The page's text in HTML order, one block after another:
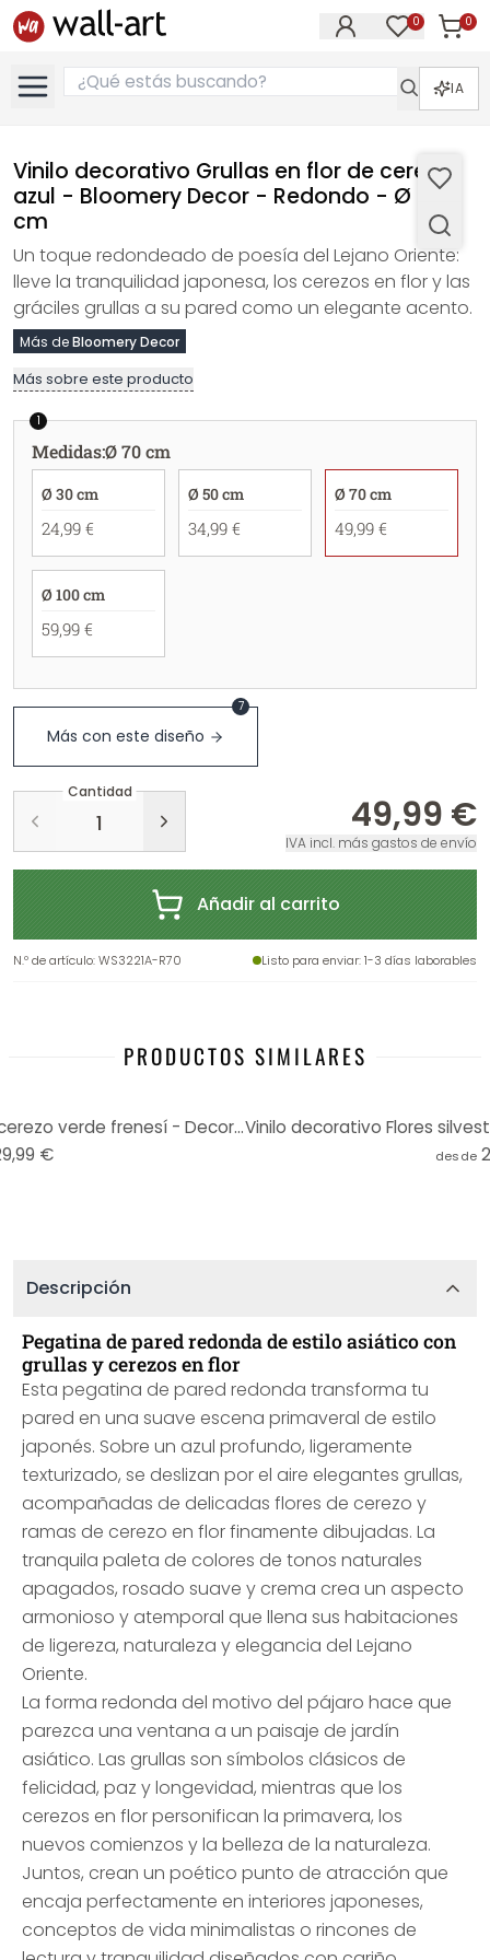
0 0
IA
Vinilo decorativo Grullas en flor de cerezo
azul - Bloomery Decor - Redondo - Ø 70
cm
Un toque redondeado de poesía del Lejano Oriente:
lleve la tranquilidad japonesa, los cerezos en flor y las
gráciles grullas a su pared como un elegante acento.
Más deBloomery Decor
Más sobre este producto
1
Medidas:Ø 70 cm
Ø 30 cm
24,99 €
Ø 50 cm
34,99 €
Ø 70 cm
49,99 €
Ø 100 cm
59,99 €
Más con este diseño
7
Cantidad
49,99 €
IVA incl. más gastos de envío
Añadir al carrito
N.º de artículo:WS3221A-R70 Listo para enviar: 1-3 días laborables
PRODUCTOS SIMILARES
Fotomural - Grullas en flor de cerezo verde frenesí - Decoración Floral - Redondo - Autoadhesivo/no
€
desde
Descripción
Pegatina de pared redonda de estilo asiático con
grullas y cerezos en flor
Esta pegatina de pared redonda transforma tu
pared en una suave escena primaveral de estilo
japonés. Sobre un azul profundo, ligeramente
texturizado, se deslizan por el aire elegantes grullas,
acompañadas de delicadas flores de cerezo y
ramas de cerezo en flor finamente dibujadas. La
tranquila paleta de colores de tonos naturales
apagados, rosado suave y crema crea un aspecto
armonioso y atemporal que llena sus habitaciones
de ligereza, naturaleza y elegancia del Lejano
Oriente.
La forma redonda del motivo del pájaro hace que
parezca una ventana a un paisaje de jardín
asiático. Las grullas son símbolos clásicos de
felicidad, paz y longevidad, mientras que los
cerezos en flor personifican la primavera, los
nuevos comienzos y la belleza de la naturaleza.
Juntos, crean un poético punto de atracción que
encaja perfectamente en interiores japoneses,
conceptos de vida minimalistas o rincones de